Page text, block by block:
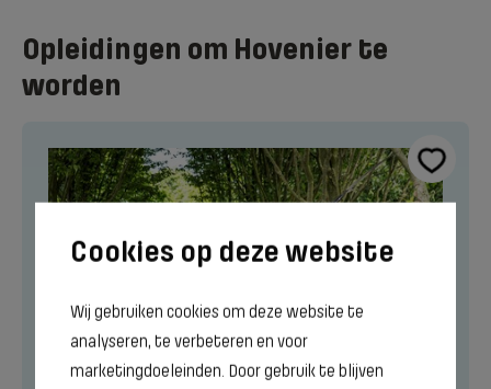
Wij gebruiken cookies om deze website te
analyseren, te verbeteren en voor
marketingdoeleinden. Door gebruik te blijven
Opleidingen om Hovenier te
worden